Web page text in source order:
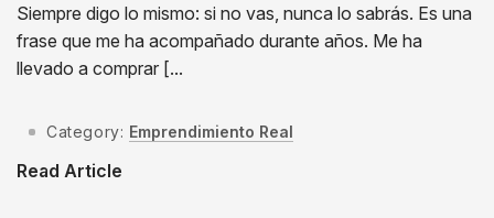
Siempre digo lo mismo: si no vas, nunca lo sabrás. Es una
frase que me ha acompañado durante años. Me ha
llevado a comprar [...
Category: Emprendimiento Real
Read Article